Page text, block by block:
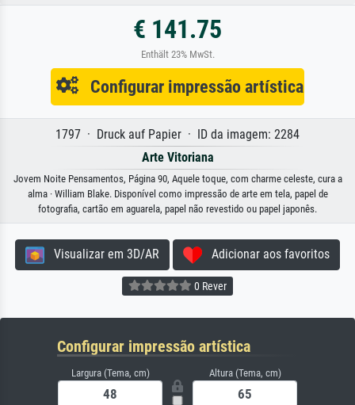
€ 141.75
Enthält 23% MwSt.
Configurar impressão artística
1797 · Druck auf Papier · ID da imagem: 2284
Arte Vitoriana
Jovem Noite Pensamentos, Página 90, Aquele toque, com charme celeste, cura a
alma · William Blake. Disponível como impressão de arte em tela, papel de
fotografia, cartão em aguarela, papel não revestido ou papel japonês.
Visualizar em 3D/AR Adicionar aos favoritos
0 Rever
Configurar impressão artística
Largura (Tema, cm) Altura (Tema, cm)